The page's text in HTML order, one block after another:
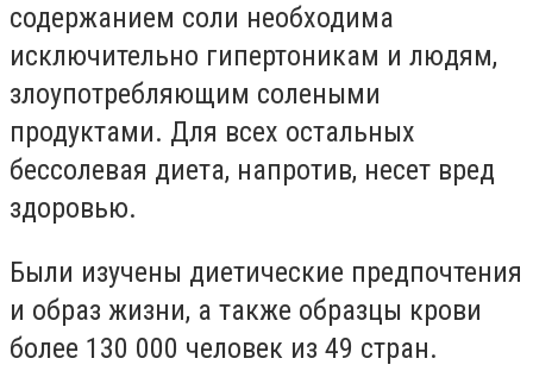
содержанием соли необходима
исключительно гипертоникам и людям,
злоупотребляющим солеными
продуктами. Для всех остальных
бессолевая диета, напротив, несет вред
здоровью.
Были изучены диетические предпочтения
и образ жизни, а также образцы крови
более 130 000 человек из 49 стран.